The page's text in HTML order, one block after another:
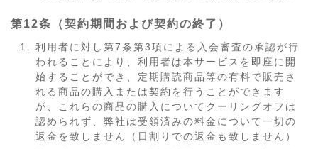
第12条（契約期間および契約の終了）
利用者に対し第7条第3項による入会審査の承認が行
われることにより、利用者は本サービスを即座に開
始することができ、定期購読商品等の有料で販売さ
れる商品の購入または契約を行うことができます
が、これらの商品の購入についてクーリングオフは
認められず、弊社は受領済みの料金について一切の
返金を致しません（日割りでの返金も致しません）